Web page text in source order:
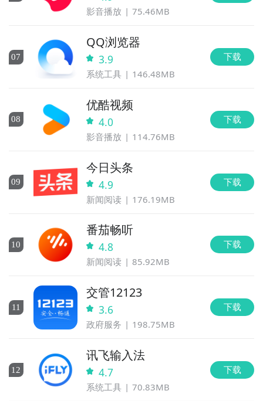
影音播放 75.46MB
07
QQ浏览器
3.9
系统工具 146.48MB
下载
08
优酷视频
4.0
影音播放 114.76MB
下载
09
今日头条
4.9
新闻阅读 176.19MB
下载
10
番茄畅听
4.8
新闻阅读 85.92MB
下载
11
交管12123
3.6
政府服务 198.75MB
下载
12
讯飞输入法
4.7
系统工具 70.83MB
下载